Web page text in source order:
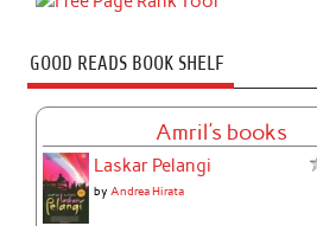
GOOD READS BOOK SHELF
Amril's books
Laskar Pelangi
byAndrea Hirata